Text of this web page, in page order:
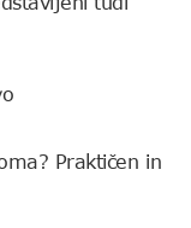
Praktičen in